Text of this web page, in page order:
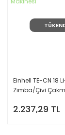
Einhell TE-CN 18
Zımba/Çivi
2.237,29 TL